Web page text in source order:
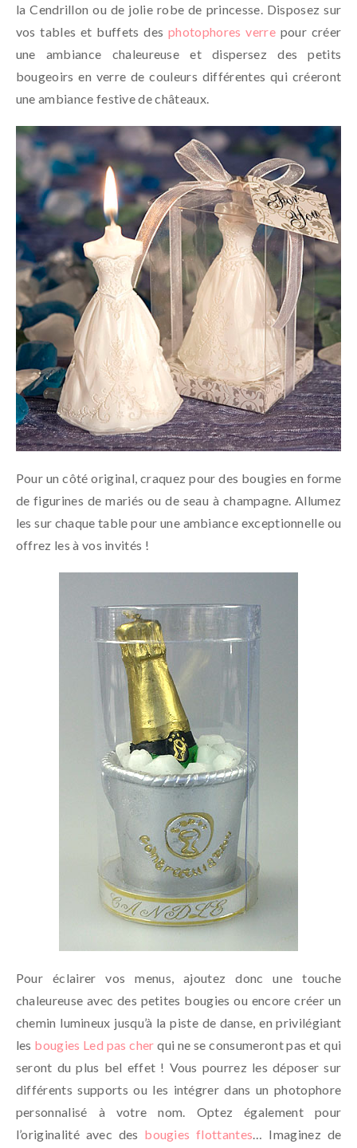
la Cendrillon ou de jolie robe de princesse. Disposez sur
vos tables et buffets desphotophores verrepour créer
une ambiance chaleureuse et dispersez des petits
bougeoirs en verre de couleurs différentes qui créeront
une ambiance festive de châteaux.
Pour un côté original, craquez pour des bougies en forme
de figurines de mariés ou de seau à champagne. Allumez
les sur chaque table pour une ambiance exceptionnelle ou
offrez les à vos invités !
Pour éclairer vos menus, ajoutez donc une touche
chaleureuse avec des petites bougies ou encore créer un
chemin lumineux jusqu’à la piste de danse, en privilégiant
les bougies Led pas cher qui ne se consumeront pas et qui
seront du plus bel effet ! Vous pourrez les déposer sur
différents supports ou les intégrer dans un photophore
personnalisé à votre nom. Optez également pour
l’originalité avec des bougies flottantes… Imaginez de